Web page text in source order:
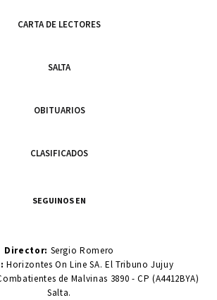
CARTA DE LECTORES
SALTA
OBITUARIOS
CLASIFICADOS
SEGUINOS EN
Director: Sergio Romero
Horizontes On Line SA. El Tribuno Jujuy
de Malvinas 3890 - CP (A4412BYA)
Salta.